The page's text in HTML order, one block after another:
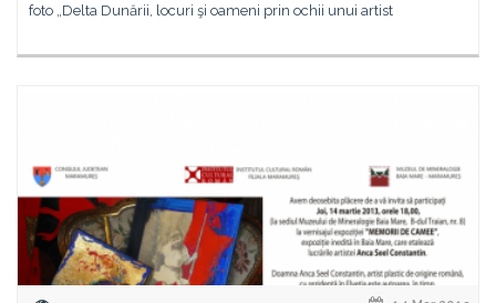
foto „Delta Dunării, locuri şi oameni prin ochii unui artist